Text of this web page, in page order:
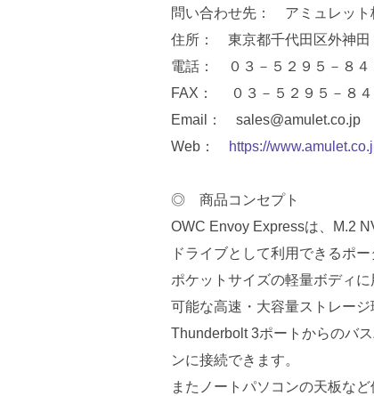
問い合わせ先： アミュレット
住所： 東京都千代田区外神田
電話： ０３－５２９５－８４
FAX： ０３－５２９５－８４
Email： sales@amulet.co.jp
Web：
https://
◎ 商品コンセプト
OWC Envoy Expressは、M.2
ドライブとして利用できるポ
ポケットサイズの軽量ボディ
可能な高速・大容量ストレージ
Thunderbolt 3ポートからのバ
ンに接続できます。
またノートパソコンの天板な